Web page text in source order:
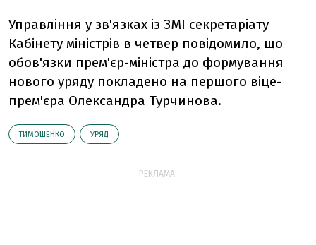
Управління у зв'язках із ЗМІ секретаріату
Кабінету міністрів в четвер повідомило, що
обов'язки прем'єр-міністра до формування
нового уряду покладено на першого віце-
прем'єра Олександра Турчинова.
ТИМОШЕНКО УРЯД
РЕКЛАМА: